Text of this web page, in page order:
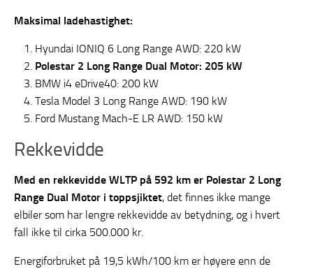
Maksimal ladehastighet:
Hyundai IONIQ 6 Long Range AWD: 220 kW
Polestar 2 Long Range Dual Motor: 205 kW
BMW i4 eDrive40: 200 kW
Tesla Model 3 Long Range AWD: 190 kW
Ford Mustang Mach-E LR AWD: 150 kW
Rekkevidde
Med en rekkevidde WLTP på 592 km er Polestar 2 Long
Range Dual Motor i toppsjiktet, det finnes ikke mange
elbiler som har lengre rekkevidde av betydning, og i hvert
fall ikke til cirka 500.000 kr.
Energiforbruket på 19,5 kWh/100 km er høyere enn de